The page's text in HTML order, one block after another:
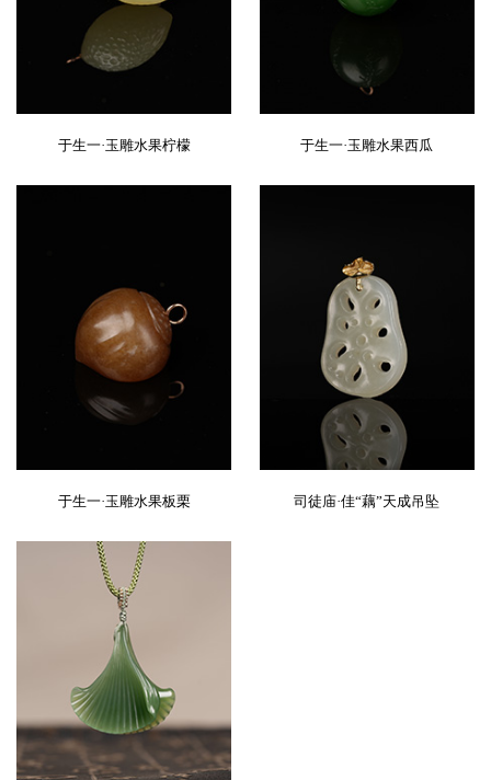
于生一·玉雕水果柠檬 于生一·玉雕水果西瓜
于生一·玉雕水果板栗 司徒庙·佳“藕”天成吊坠